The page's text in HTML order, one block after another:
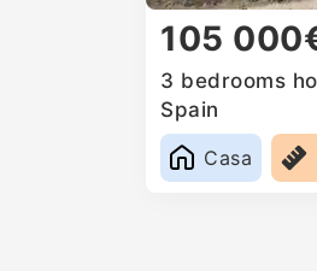
105
3 bedrooms
Spain
Casa